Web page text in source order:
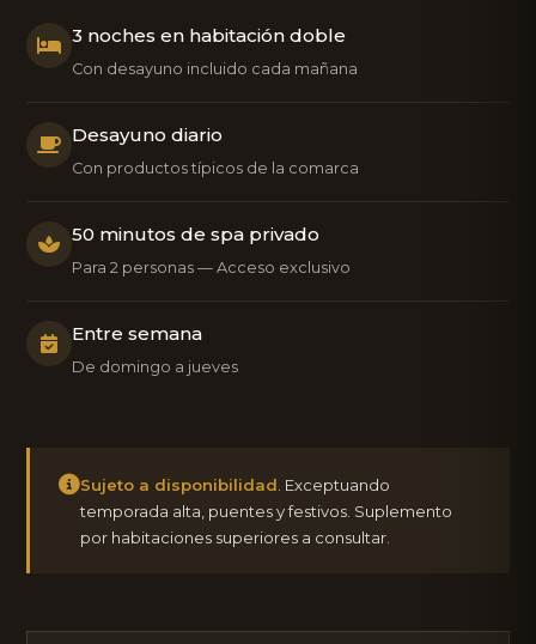
3 noches en habitación doble
Con desayuno incluido cada mañana
Desayuno diario
Con productos típicos de la comarca
50 minutos de spa privado
Para 2 personas — Acceso exclusivo
Entre semana
De domingo a jueves
Sujeto a disponibilidad . Exceptuando
temporada alta, puentes y festivos. Suplemento
por habitaciones superiores a consultar.